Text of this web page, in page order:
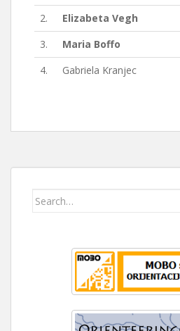
2.
Elizabeta Vegh
3.
Maria Boffo
4.
Gabriela Kranjec
Search